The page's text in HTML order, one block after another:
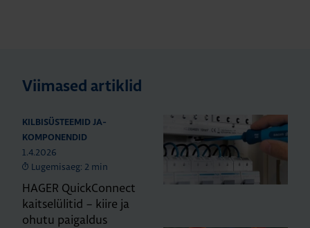
Viimased artiklid
KILBISÜSTEEMID JA-
KOMPONENDID
1.4.2026
Lugemisaeg: 2 min
HAGER QuickConnect
kaitselülitid – kiire ja
ohutu paigaldus